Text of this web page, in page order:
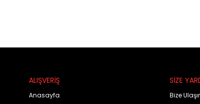
ALIŞVERİŞ
Anasayfa
SİZE
Bize